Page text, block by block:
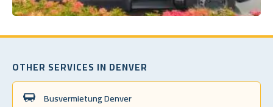
OTHER SERVICES IN DENVER
Busvermietung Denver